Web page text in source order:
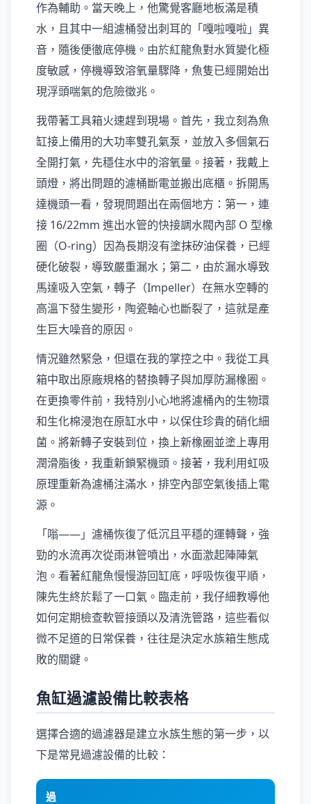
作為輔助。當天晚上，他驚覺客廳地板滿是積
水，且其中一組濾桶發出刺耳的「嘎啦嘎啦」異
音，隨後便徹底停機。由於紅龍魚對水質變化極
度敏感，停機導致溶氧量驟降，魚隻已經開始出
現浮頭喘氣的危險徵兆。
我帶著工具箱火速趕到現場。首先，我立刻為魚
缸接上備用的大功率雙孔氣泵，並放入多個氣石
全開打氣，先穩住水中的溶氧量。接著，我戴上
頭燈，將出問題的濾桶斷電並搬出底櫃。拆開馬
達機頭一看，發現問題出在兩個地方：第一，連
接 16/22mm 進出水管的快接調水閥內部 O 型橡
圈（O-ring）因為長期沒有塗抹矽油保養，已經
硬化破裂，導致嚴重漏水；第二，由於漏水導致
馬達吸入空氣，轉子（Impeller）在無水空轉的
高溫下發生變形，陶瓷軸心也斷裂了，這就是產
生巨大噪音的原因。
情況雖然緊急，但還在我的掌控之中。我從工具
箱中取出原廠規格的替換轉子與加厚防漏橡圈。
在更換零件前，我特別小心地將濾桶內的生物環
和生化棉浸泡在原缸水中，以保住珍貴的硝化細
菌。將新轉子安裝到位，換上新橡圈並塗上專用
潤滑脂後，我重新鎖緊機頭。接著，我利用虹吸
原理重新為濾桶注滿水，排空內部空氣後插上電
源。
「嗡——」濾桶恢復了低沉且平穩的運轉聲，強
勁的水流再次從雨淋管噴出，水面激起陣陣氣
泡。看著紅龍魚慢慢游回缸底，呼吸恢復平順，
陳先生終於鬆了一口氣。臨走前，我仔細教導他
如何定期檢查軟管接頭以及清洗管路，這些看似
微不足道的日常保養，往往是決定水族箱生態成
敗的關鍵。
魚缸過濾設備比較表格
選擇合適的過濾器是建立水族生態的第一步，以
下是常見過濾設備的比較：
過